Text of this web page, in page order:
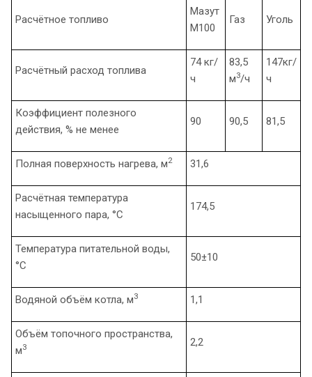
Расчётное топливо
Мазут
М100
Газ Уголь
Расчётный расход топлива
74 кг/
ч
83,5
м3/ч
147кг/
ч
Коэффициент полезного
действия, % не менее
90 90,5 81,5
Полная поверхность нагрева, м2 31,6
Расчётная температура
насыщенного пара, °С
174,5
Температура питательной воды,
°С
50±10
Водяной объём котла, м3 1,1
Объём топочного пространства,
м3 2,2